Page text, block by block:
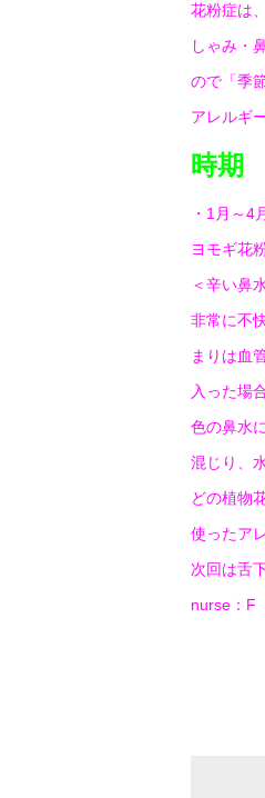
花粉症は
しゃみ・
ので「季
アレルギ
時期
・1月～
ヨモギ花
＜辛い鼻
非常に不
まりは血
入った場
色の鼻水
混じり、
どの植物
使ったア
次回は舌
nurse：F